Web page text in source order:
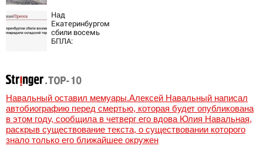
трассе
07/08/2026 –
Новости
Над
Екатеринбургом
сбили восемь
БПЛА:
Навальный оставил мемуары.Алексей Навальный написал
автобиографию перед смертью, которая будет опубликована
в этом году, сообщила в четверг его вдова Юлия Навальная,
раскрыв существование текста, о существовании которого
знало только его ближайшее окружен